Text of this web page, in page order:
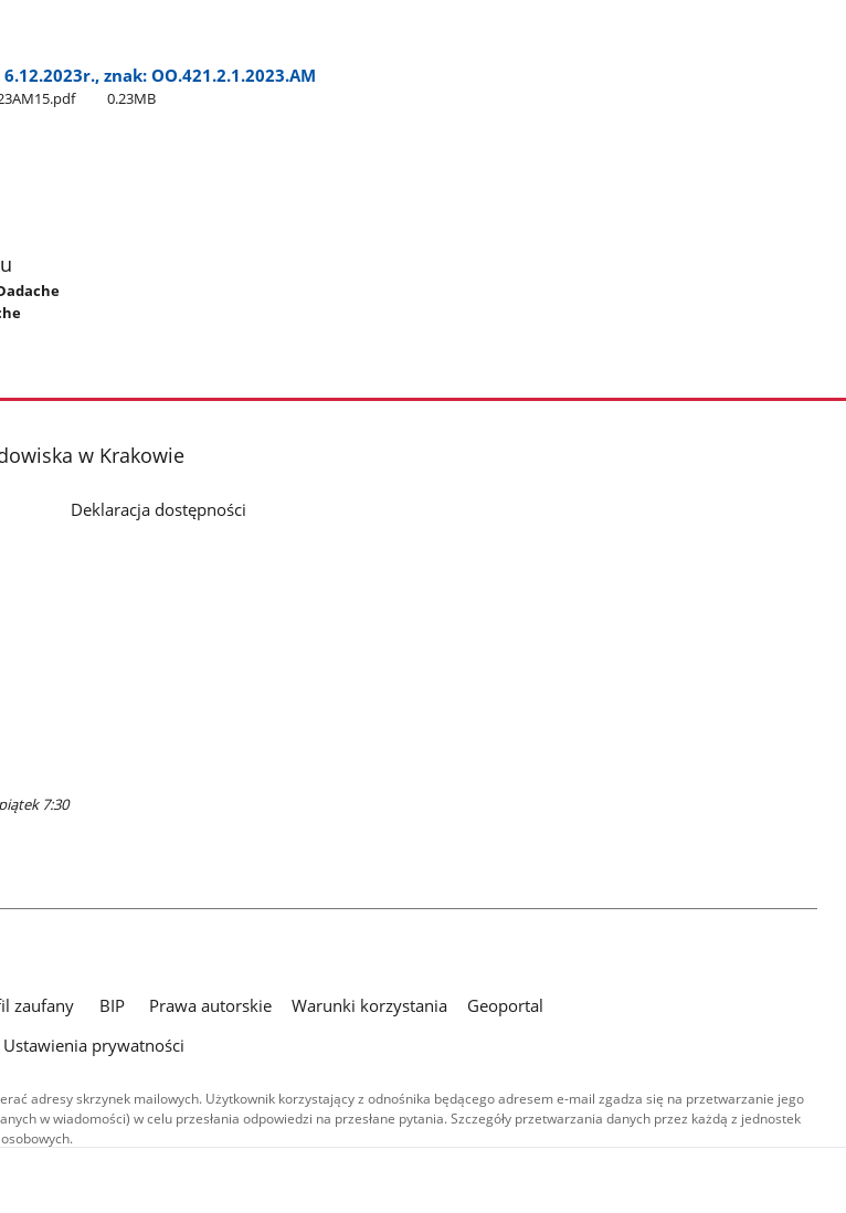
znak: OO.421.2.1.2023.AM
0.23MB
w Krakowie
7:30
Deklaracja dostępności
zaufany BIP Prawa autorskie Warunki korzystania
Geoportal
Ustawienia prywatności
adresy skrzynek mailowych. Użytkownik korzystający z odnośnika będącego adresem e-mail zgadza się na przetwarzanie jego
w wiadomości) w celu przesłania odpowiedzi na przesłane pytania. Szczegóły przetwarzania danych przez każdą z jednostek
(z wyłączeniem treści audiowizualnych), są
uznanie autorstwa - na tych samych